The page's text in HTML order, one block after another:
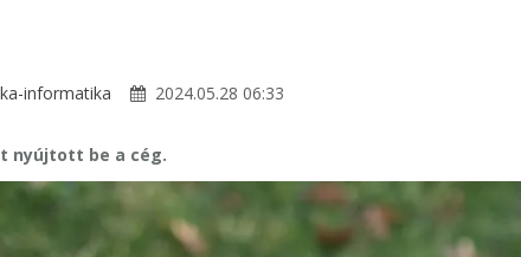
informatika 2024.05.28 06:33
nyújtott be a cég.